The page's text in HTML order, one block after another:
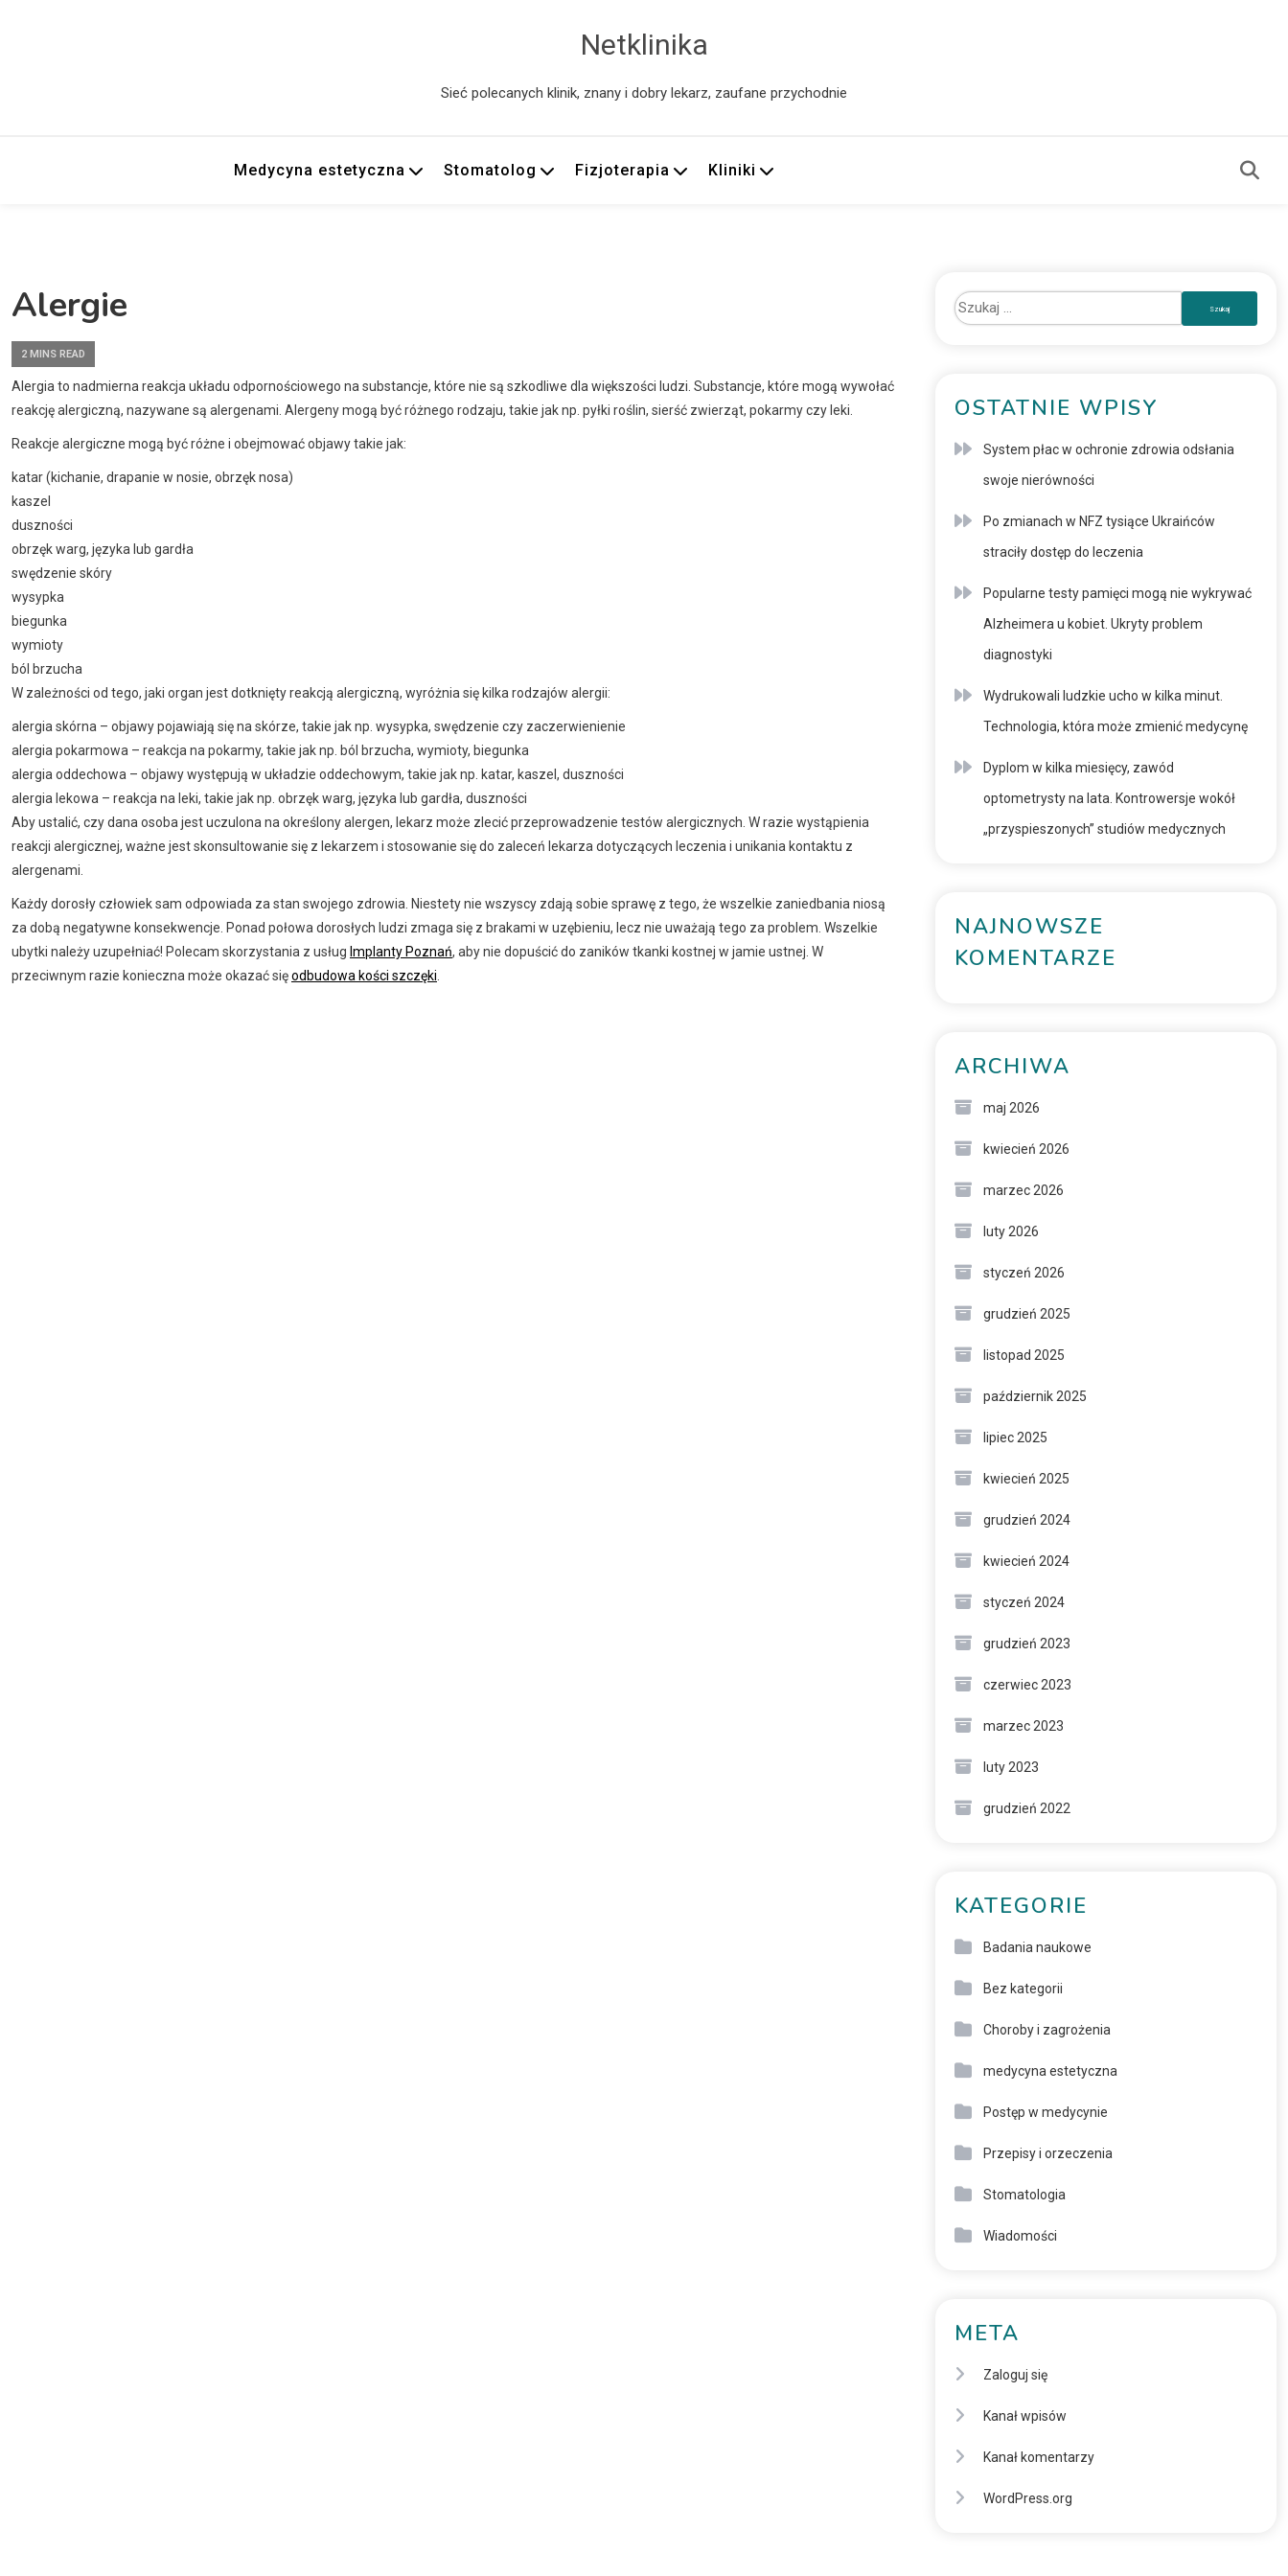
Netklinika
Sieć polecanych klinik, znany i dobry lekarz, zaufane przychodnie
Medycyna estetyczna Stomatolog Fizjoterapia Kliniki
Alergie
2 MINS READ
Alergia to nadmierna reakcja układu odpornościowego na substancje, które nie są szkodliwe dla większości ludzi. Substancje, które mogą wywołać
reakcję alergiczną, nazywane są alergenami. Alergeny mogą być różnego rodzaju, takie jak np. pyłki roślin, sierść zwierząt, pokarmy czy leki.
Reakcje alergiczne mogą być różne i obejmować objawy takie jak:
katar (kichanie, drapanie w nosie, obrzęk nosa)
kaszel
duszności
obrzęk warg, języka lub gardła
swędzenie skóry
wysypka
biegunka
wymioty
ból brzucha
W zależności od tego, jaki organ jest dotknięty reakcją alergiczną, wyróżnia się kilka rodzajów alergii:
alergia skórna – objawy pojawiają się na skórze, takie jak np. wysypka, swędzenie czy zaczerwienienie
alergia pokarmowa – reakcja na pokarmy, takie jak np. ból brzucha, wymioty, biegunka
alergia oddechowa – objawy występują w układzie oddechowym, takie jak np. katar, kaszel, duszności
alergia lekowa – reakcja na leki, takie jak np. obrzęk warg, języka lub gardła, duszności
Aby ustalić, czy dana osoba jest uczulona na określony alergen, lekarz może zlecić przeprowadzenie testów alergicznych. W razie wystąpienia
reakcji alergicznej, ważne jest skonsultowanie się z lekarzem i stosowanie się do zaleceń lekarza dotyczących leczenia i unikania kontaktu z
alergenami.
Każdy dorosły człowiek sam odpowiada za stan swojego zdrowia. Niestety nie wszyscy zdają sobie sprawę z tego, że wszelkie zaniedbania niosą
za dobą negatywne konsekwencje. Ponad połowa dorosłych ludzi zmaga się z brakami w uzębieniu, lecz nie uważają tego za problem. Wszelkie
ubytki należy uzupełniać! Polecam skorzystania z usług Implanty Poznań, aby nie dopuścić do zaników tkanki kostnej w jamie ustnej. W
przeciwnym razie konieczna może okazać sięodbudowa kości szczęki
OSTATNIE WPISY
System płac w ochronie zdrowia odsłania
swoje nierówności
Po zmianach w NFZ tysiące Ukraińców
straciły dostęp do leczenia
Popularne testy pamięci mogą nie wykrywać
Alzheimera u kobiet. Ukryty problem
diagnostyki
Wydrukowali ludzkie ucho w kilka minut.
Technologia, która może zmienić medycynę
Dyplom w kilka miesięcy, zawód
optometrysty na lata. Kontrowersje wokół
„przyspieszonych” studiów medycznych
NAJNOWSZE
KOMENTARZE
ARCHIWA
maj 2026
kwiecień 2026
marzec 2026
luty 2026
styczeń 2026
grudzień 2025
listopad 2025
październik 2025
lipiec 2025
kwiecień 2025
grudzień 2024
kwiecień 2024
styczeń 2024
grudzień 2023
czerwiec 2023
marzec 2023
luty 2023
grudzień 2022
KATEGORIE
Badania naukowe
Bez kategorii
Choroby i zagrożenia
medycyna estetyczna
Postęp w medycynie
Przepisy i orzeczenia
Stomatologia
Wiadomości
META
Zaloguj się
Kanał wpisów
Kanał komentarzy
WordPress.org